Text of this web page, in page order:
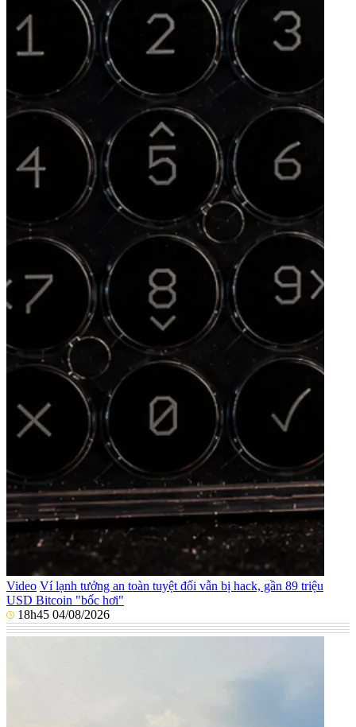
Video Ví lạnh tưởng an toàn tuyệt đối vẫn bị hack, gần 89 triệu
USD Bitcoin "bốc hơi"
18h45 04/08/2026